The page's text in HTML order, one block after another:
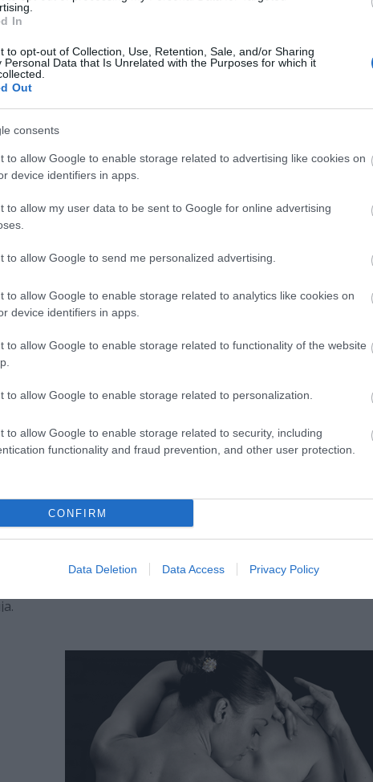
In
to opt-out of Collection, Use, Retention, Sale, and/or Sharing
Personal Data that Is Unrelated with the Purposes for which it
Out
consents
to allow Google to enable storage related to advertising like cookies on
device identifiers in apps.
to allow my user data to be sent to Google for online advertising
to allow Google to send me personalized advertising.
to allow Google to enable storage related to analytics like cookies on
device identifiers in apps.
to allow Google to enable storage related to functionality of the website
to allow Google to enable storage related to personalization.
to allow Google to enable storage related to security, including
functionality and fraud prevention, and other user protection.
CONFIRM
Data Deletion Data Access Privacy Policy
A Spirit Színház előadása május 9-től látható
között Hegyi Barbara, Varju Kálmán, Nagy Enikő és
Telekes Péter szereplésével.
Siófoki nyár a Játékszínnel
vendégelőadásai várják a déli part legnagyobb